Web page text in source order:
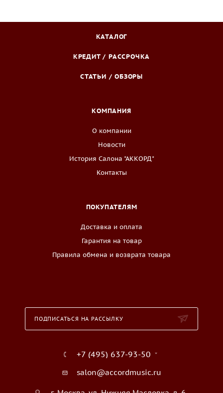
КАТАЛОГ
КРЕДИТ / РАССРОЧКА
СТАТЬИ / ОБЗОРЫ
КОМПАНИЯ
О компании
Новости
История Салона "АККОРД"
Контакты
ПОКУПАТЕЛЯМ
Доставка и оплата
Гарантия на товар
Правила обмена и возврата товара
ПОДПИСАТЬСЯ НА РАССЫЛКУ
+7 (495) 637-93-50
salon@accordmusic.ru